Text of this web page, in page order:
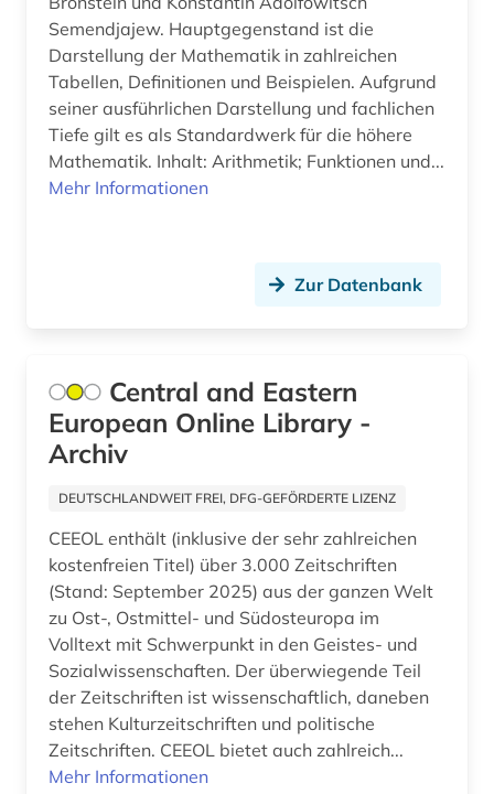
abgabeordnung (1)
abgasemission (1)
abgeordneter (6)
abholzung (1)
abkürzungen (2)
abolitionismus (1)
abraham geiger kolle (1)
abraum (1)
abrechnung (1)
abrüstung (3)
abschaffung (1)
abschlussarbeit (2)
Nationallizenz-Login für registrierte
Einzelpersonen (1)
Nationallizenz-Login für registrierte
Einzelpersonen (8)
Nationallizenz-Login für registrierte
Einzelpersonen (1)
Einzelpersonen (1)
Nationallizenz-Login für registrierte
Einzelpersonen (1)
Nationallizenz-Login für registrierte
Nationallizenz-Login für registrierte
Einzelpersonen (3)
GUS (29)
Gibraltar (2)
Griechenland (13)
Griechenland (Altertum) (38)
Island (54)
Israel (75)
Italien (155)
Japan (32)
Jugoslawien (21)
Kanada (83)
Korea (12)
Kroatien (40)
Lettland (25)
Semendjajew. Hauptgegenstand ist die
Darstellung der Mathematik in zahlreichen
Tabellen, Definitionen und Beispielen. Aufgrund
seiner ausführlichen Darstellung und fachlichen
Tiefe gilt es als Standardwerk für die höhere
Mathematik. Inhalt: Arithmetik; Funktionen und...
Mehr Informationen
Zur Datenbank
Central and Eastern
European Online Library -
Archiv
DEUTSCHLANDWEIT FREI, DFG-GEFÖRDERTE LIZENZ
CEEOL enthält (inklusive der sehr zahlreichen
kostenfreien Titel) über 3.000 Zeitschriften
(Stand: September 2025) aus der ganzen Welt
zu Ost-, Ostmittel- und Südosteuropa im
Volltext mit Schwerpunkt in den Geistes- und
Sozialwissenschaften. Der überwiegende Teil
der Zeitschriften ist wissenschaftlich, daneben
stehen Kulturzeitschriften und politische
Zeitschriften. CEEOL bietet auch zahlreich...
Mehr Informationen